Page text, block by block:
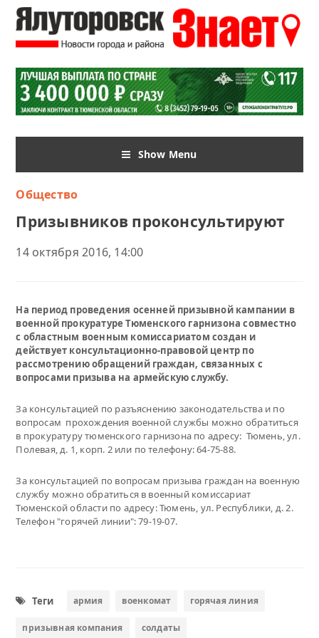
Show Menu
Общество
Призывников проконсультируют
14 октября 2016, 14:00
На период проведения осенней призывной кампании в
военной прокуратуре Тюменского гарнизона совместно
с областным военным комиссариатом создан и
действует консультационно-правовой центр по
рассмотрению обращений граждан, связанных с
вопросами призыва на армейскую службу.
За консультацией по разъяснению законодательства и по
вопросам прохождения военной службы можно обратиться
в прокуратуру тюменского гарнизона по адресу: Тюмень, ул.
Полевая, д. 1, корп. 2 или по телефону: 64-75-88.
За консультацией по вопросам призыва граждан на военную
службу можно обратиться в военный комиссариат
Тюменской области по адресу: Тюмень, ул. Республики, д. 2.
Телефон "горячей линии": 79-19-07.
Теги армия военкомат горячая линия
призывная компания солдаты